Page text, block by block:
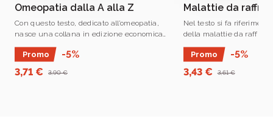
Omeopatia dalla A alla Z
Con questo testo, dedicato all’omeopatia,
nasce una collana in edizione economica
che risponde all’esigenza di conoscere le
numerose forme della medicina.
Promo
-5%
3,71 €
3,90 €
Malattie da
Nel testo si fa
della malattie da
terapie "naturali".
Promo
-5%
3,43 €
3,61 €